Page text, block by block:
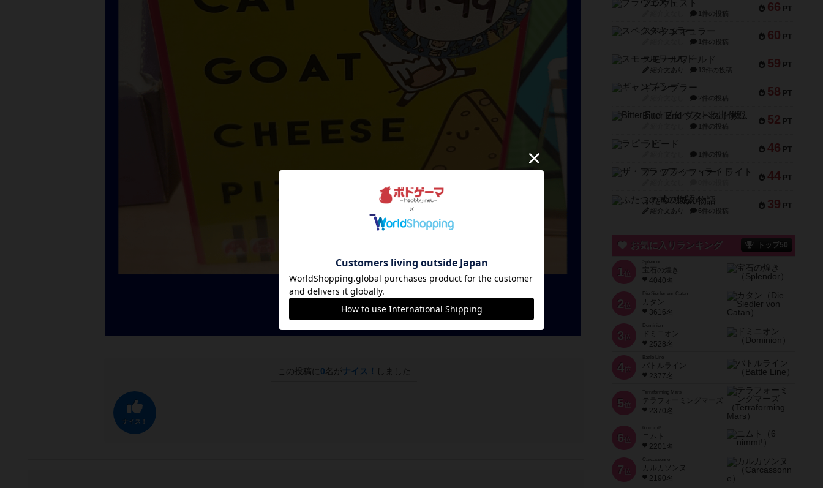
この投稿に 0名がナイス！ しました
ナイス！
66 PT
ブラヴェスト
1件の投稿
60 PT
スペクタキュラー
1件の投稿
59 PT
スモールワールド
紹介文あり 13件の投稿
58 PT
ギャンブラー
2件の投稿
52 PT
Bitter End ブタペスト救出作戦
1件の投稿
46 PT
ラピード
1件の投稿
44 PT
ザ・フラッフィー・ライト
39 PT
ふたつの城の物語
紹介文あり 6件の投稿
お気に入りランキング トップ50
1 位
宝石の煌き
4040名
2 位
Die Siedler von Catan
カタン
3616名
3 位
ドミニオン
2528名
4位
Battle Line
バトルライン
2377名
5 位
Terraforming Mars
テラフォーミングマーズ
2370名
6 位
ニムト
2201名
7 位
Carcassonne
カルカソンヌ
2190名